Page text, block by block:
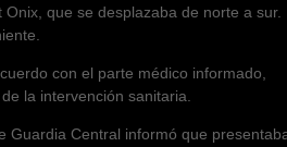
que se desplazaba de norte a sur.
con el parte médico informado,
la intervención sanitaria.
Guardia Central informó que